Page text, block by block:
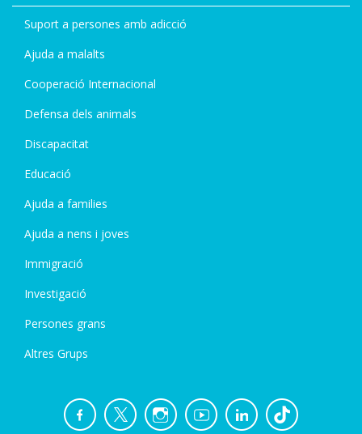
Suport a persones amb adicció
Ajuda a malalts
Cooperació Internacional
Defensa dels animals
Discapacitat
Educació
Ajuda a families
Ajuda a nens i joves
Immigració
Investigació
Persones grans
Altres Grups